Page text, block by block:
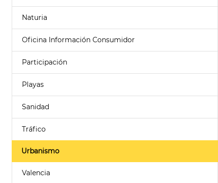
Naturia
Oficina Información Consumidor
Participación
Playas
Sanidad
Tráfico
Urbanismo
Valencia